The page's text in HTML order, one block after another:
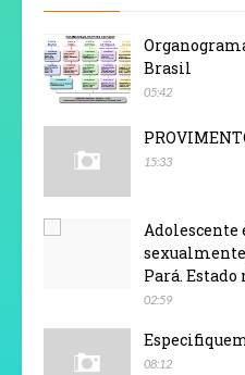
Brasil
05:42
15:33
Adolescente
Pará.
02:59
08:12